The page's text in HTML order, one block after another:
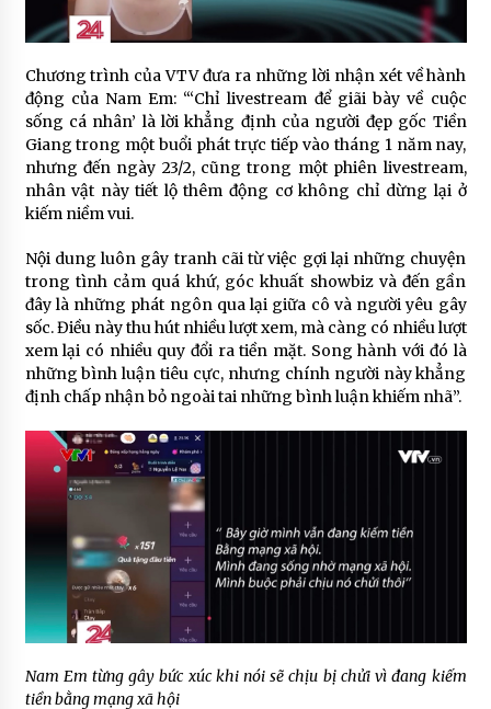
Chương trình của VTV đưa ra những lời nhận xét về hành
động của Nam Em: “‘Chỉ livestream để giãi bày về cuộc
sống cá nhân’ là lời khẳng định của người đẹp gốc Tiền
Giang trong một buổi phát trực tiếp vào tháng 1 năm nay,
nhưng đến ngày 23/2, cũng trong một phiên livestream,
nhân vật này tiết lộ thêm động cơ không chỉ dừng lại ở
kiếm niềm vui.
Nội dung luôn gây tranh cãi từ việc gợi lại những chuyện
trong tình cảm quá khứ, góc khuất showbiz và đến gần
đây là những phát ngôn qua lại giữa cô và người yêu gây
sốc. Điều này thu hút nhiều lượt xem, mà càng có nhiều lượt
xem lại có nhiều quy đổi ra tiền mặt. Song hành với đó là
những bình luận tiêu cực, nhưng chính người này khẳng
định chấp nhận bỏ ngoài tai những bình luận khiếm nhã”.
Nam Em từng gây bức xúc khi nói sẽ chịu bị chửi vì đang kiếm
tiền bằng mạng xã hội